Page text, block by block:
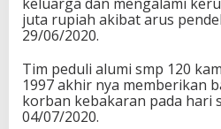
juta rupiah akibat arus
29/06/2020.
Tim peduli alumi smp 120
1997 akhir nya memberikan
korban kebakaran pada hari
04/07/2020.